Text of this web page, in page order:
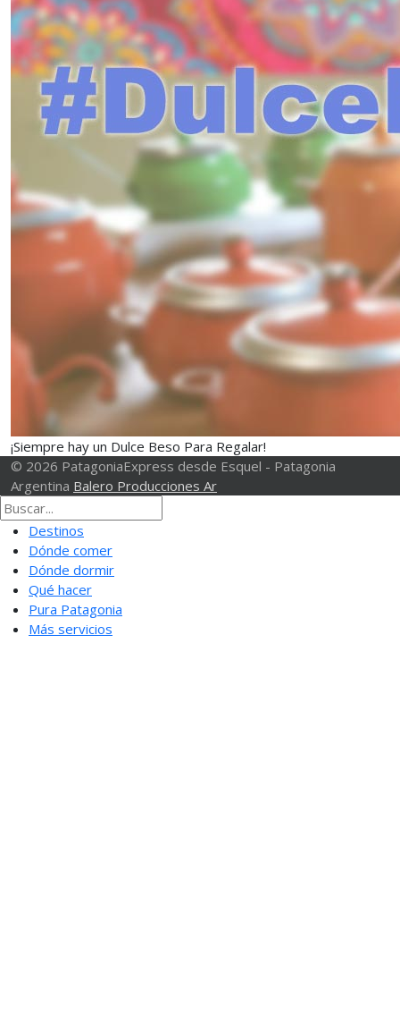
¡Siempre hay un Dulce Beso Para Regalar!
© 2026 PatagoniaExpress desde Esquel - Patagonia
Argentina Balero Producciones Ar
Destinos
Dónde comer
Dónde dormir
Qué hacer
Pura Patagonia
Más servicios